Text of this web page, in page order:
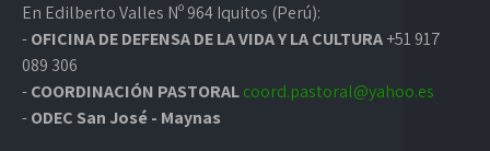
En Edilberto Valles Nº 964 Iquitos (Perú):
-OFICINA DE DEFENSA DE LA VIDA Y LA CULTURA+51 917
089 306
-COORDINACIÓN PASTORALcoord.pastoral@yahoo.es
-ODEC San José - Maynas